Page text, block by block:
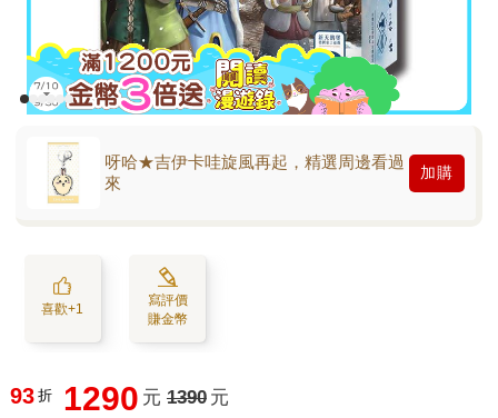
呀哈★吉伊卡哇旋風再起，精選周邊看過
來
加購
喜歡+1
寫評價
賺金幣
93 折 1290 元 1390 元